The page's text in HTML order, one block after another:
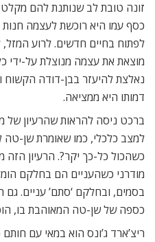
זונה טובת לב שנותנת להם
כסף עמו היא רוכשת לעצמה
לפתוח בחיים חדשים. לרוע
מוצאת את עצמה מנוצלת על-ידי
נאלצת להיעזר בבן-דודה הקשוח
דמותו היא ממציאה.
ברכט ניסה להראות שהרעיון של
למצב כלכלי, כמו שאומרת שן-טה
כשהכול כל-כך יקר?. הרעיון
מודרני כשהעניים הם בחלקם
בסמים, ובחלקם ‘סתם’ עניים.
כספה של שן-טה המאוהבת בו,
ריצ’ארד ג’ונס הוא במאי עם חותם